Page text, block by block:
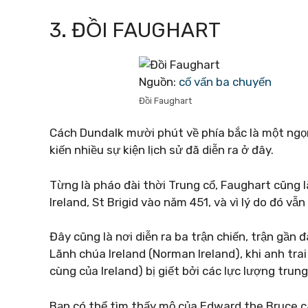
3. ĐỒI FAUGHART
Nguồn: cố vấn ba chuyến
Đồi Faughart
Cách Dundalk mười phút về phía bắc là một
kiến ​​nhiều sự kiện lịch sử đã diễn ra ở đây.
Từng là pháo đài thời Trung cổ, Faughart
Ireland, St Brigid vào năm 451, và vì lý do đó
Đây cũng là nơi diễn ra ba trận chiến, trận gần
Lãnh chúa Ireland (Norman Ireland), khi anh
cùng của Ireland) bị giết bởi các lực lượng